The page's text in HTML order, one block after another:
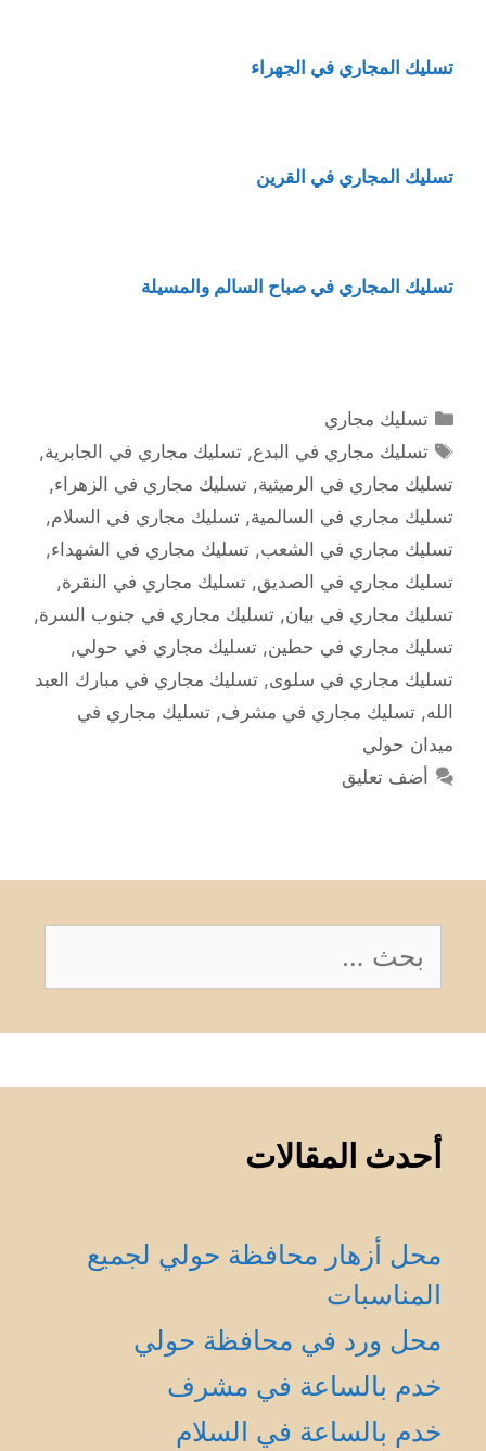
تسليك المجاري في الجهراء
تسليك المجاري في القرين
تسليك المجاري في صباح السالم والمسيلة
التصنيفات
تسليك مجاري
الوسوم
تسليك مجاري في البدع,تسليك مجاري في الجابرية,
تسليك مجاري في الرميثية, تسليك مجاري في الزهراء,
تسليك مجاري في السالمية, تسليك مجاري في السلام,
تسليك مجاري في الشعب, تسليك مجاري في الشهداء,
تسليك مجاري في الصديق, تسليك مجاري في النقرة,
تسليك مجاري في بيان, تسليك مجاري في جنوب السرة,
تسليك مجاري في حطين, تسليك مجاري في حولي,
تسليك مجاري في سلوى, تسليك مجاري في مبارك العبد
الله, تسليك مجاري في مشرف, تسليك مجاري في
ميدان حولي
أضف تعليق
عن:
أحدث المقالات
محل أزهار محافظة حولي لجميع
المناسبات
محل ورد في محافظة حولي
خدم بالساعة في مشرف
خدم بالساعة في السلام